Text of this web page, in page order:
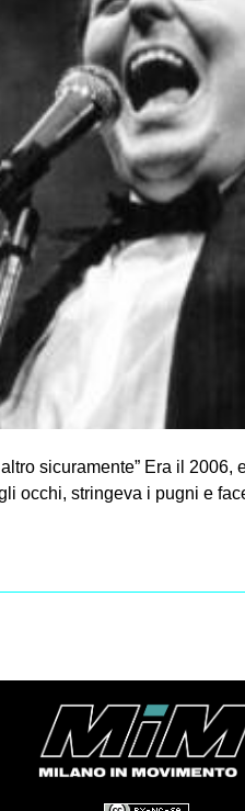
sicuramente” Era il 2006,
occhi, stringeva i pugni e